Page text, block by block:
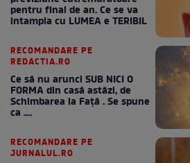
pentru final de an. Ce se va
intampla cu LUMEA e TERIBIL
RECOMANDARE PE
REDACTIA.RO
Ce să nu arunci SUB NICI O
FORMA din casă astăzi, de
Schimbarea la Față . Se spune
ca ....
RECOMANDARE PE
JURNALUL.RO